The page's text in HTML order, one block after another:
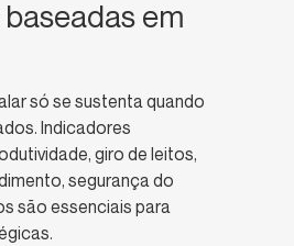
em
só se sustenta quando
Indicadores
giro de leitos,
segurança do
são essenciais para